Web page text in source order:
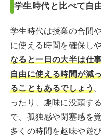
学生時代と比べて自
学生時代は授業の合間
に使える時間を確保し
なると一日の大半は仕
自由に使える時間が減
ることもあるでしょう
ったり、趣味に没頭す
で、孤独感や閉塞感を
多くの時間を趣味や遊